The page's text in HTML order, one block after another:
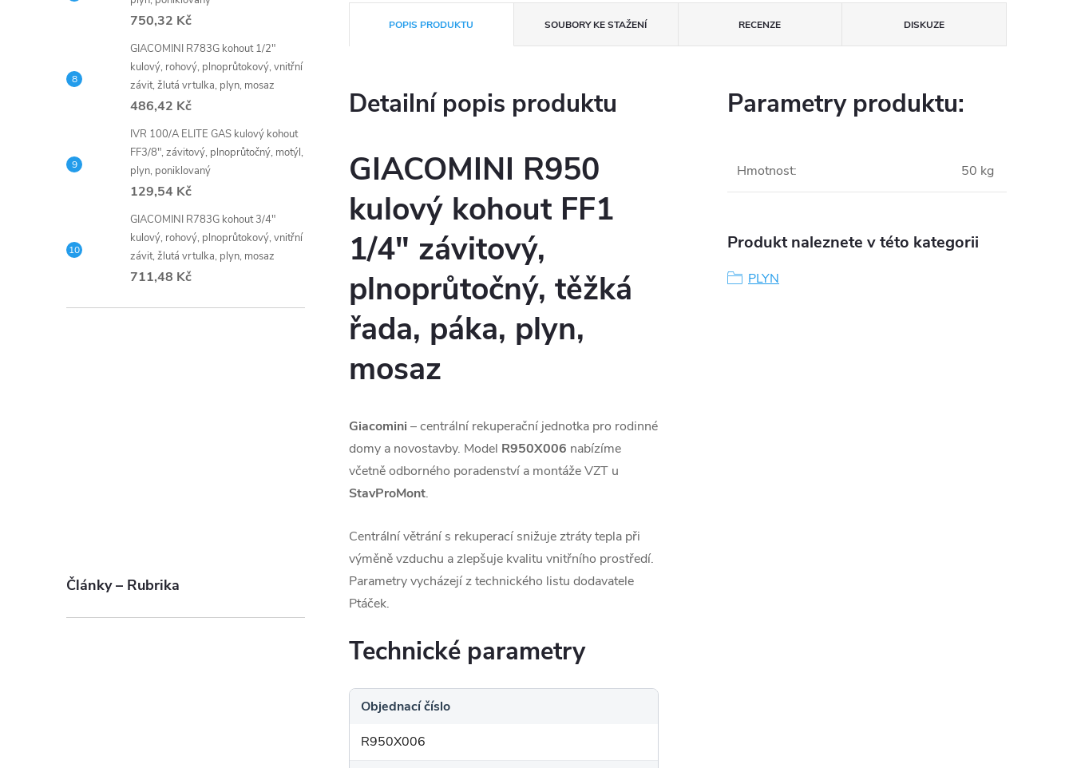
750,32 Kč
GIACOMINI R783G kohout 1/2"
kulový, rohový, plnoprůtokový, vnitřní
závit, žlutá vrtulka, plyn, mosaz
486,42 Kč
IVR 100/A ELITE GAS kulový kohout
FF3/8", závitový, plnoprůtočný, motýl,
plyn, poniklovaný
129,54 Kč
GIACOMINI R783G kohout 3/4"
kulový, rohový, plnoprůtokový, vnitřní
závit, žlutá vrtulka, plyn, mosaz
711,48 Kč
Články – Rubrika
POPIS PRODUKTU SOUBORY KE STAŽENÍ RECENZE DISKUZE
Detailní popis produktu
GIACOMINI R950
kulový kohout FF1
1/4" závitový,
plnoprůtočný, těžká
řada, páka, plyn,
mosaz
Giacomini – centrální rekuperační jednotka pro rodinné
domy a novostavby. Model R950X006 nabízíme
včetně odborného poradenství a montáže VZT u
StavProMont.
Centrální větrání s rekuperací snižuje ztráty tepla při
výměně vzduchu a zlepšuje kvalitu vnitřního prostředí.
Parametry vycházejí z technického listu dodavatele
Ptáček.
Technické parametry
Objednací číslo
R950X006
Parametry produktu:
Hmotnost: 50 kg
Produkt naleznete v této kategorii
PLYN